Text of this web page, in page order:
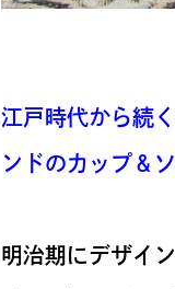
江戸時代から続
ンドのカップ＆
明治期にデザイ